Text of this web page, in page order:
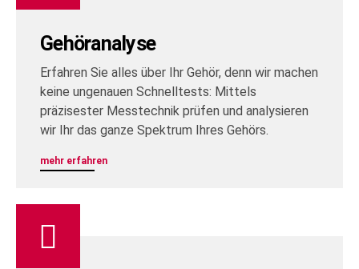
Gehöranalyse
Erfahren Sie alles über Ihr Gehör, denn wir machen
keine ungenauen Schnelltests: Mittels
präzisester Messtechnik prüfen und analysieren
wir Ihr das ganze Spektrum Ihres Gehörs.
mehr erfahren